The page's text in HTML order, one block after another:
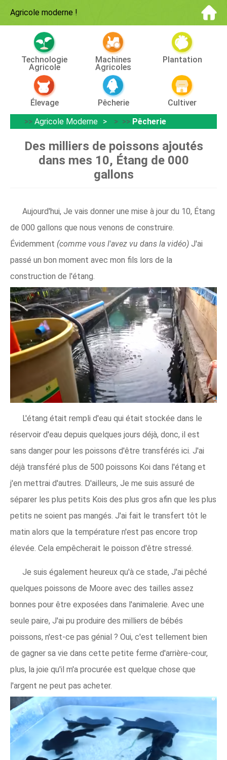
Agricole moderne !
Technologie
Agricole
Machines
Agricoles
Plantation
Élevage Pêcherie
Cultiver
>> Agricole Moderne > >> Pêcherie
Des milliers de poissons ajoutés
dans mes 10, Étang de 000
gallons
Aujourd'hui, Je vais donner une mise à jour du 10, Étang
de 000 gallons que nous venons de construire.
Évidemment (comme vous l'avez vu dans la vidéo) J'ai
passé un bon moment avec mon fils lors de la
construction de l'étang.
L'étang était rempli d'eau qui était stockée dans le
réservoir d'eau depuis quelques jours déjà, donc, il est
sans danger pour les poissons d'être transférés ici. J'ai
déjà transféré plus de 500 poissons Koi dans l'étang et
j'en mettrai d'autres. D'ailleurs, Je me suis assuré de
séparer les plus petits Kois des plus gros afin que les plus
petits ne soient pas mangés. J'ai fait le transfert tôt le
matin alors que la température n'est pas encore trop
élevée. Cela empêcherait le poisson d'être stressé.
Je suis également heureux qu'à ce stade, J'ai pêché
quelques poissons de Moore avec des tailles assez
bonnes pour être exposées dans l'animalerie. Avec une
seule paire, J'ai pu produire des milliers de bébés
poissons, n'est-ce pas génial ? Oui, c'est tellement bien
de gagner sa vie dans cette petite ferme d'arrière-cour,
plus, la joie qu'il m'a procurée est quelque chose que
l'argent ne peut pas acheter.